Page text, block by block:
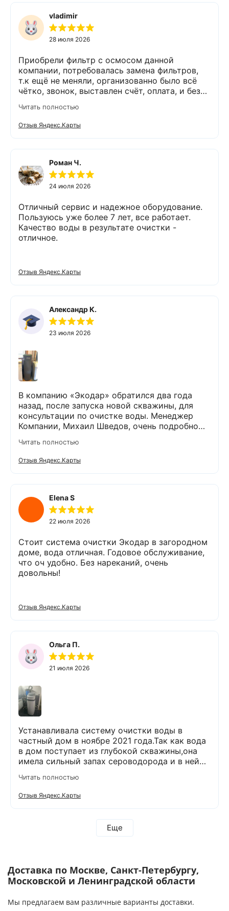
vladimir
28 июля 2026
Приобрели фильтр с осмосом данной
компании, потребовалась замена фильтров,
т.к ещё не меняли, организованно было всё
чётко, звонок, выставлен счёт, оплата, и без
выполнено (всё чётко без шума и пыли),
приятно работать с грамотными,
обязательными людьми. Спасибо
Читать полностью
Отзыв Яндекс.Карты
Роман Ч.
24 июля 2026
Отличный сервис и надежное оборудование.
Пользуюсь уже более 7 лет, все работает.
Качество воды в результате очистки -
отличное.
Отзыв Яндекс.Карты
Александр К.
23 июля 2026
В компанию «Экодар» обратился два года
назад, после запуска новой скважины, для
консультации по очистке воды. Менеджер
Компании, Михаил Шведов, очень подробно
подобрать оптимальный вариант, пригласил в
офис для заключения договора. Оборудование
«Экодар компакт», которое я поставил,
убрало посторонние запахи. Вода стала
мягкой и приятной на вкус. Полностью
доволен сотрудничеством с Компанией
«Экодар». Рекомендую.
Читать полностью
Отзыв Яндекс.Карты
Elena S
22 июля 2026
Стоит система очистки Экодар в загородном
доме, вода отличная. Годовое обслуживание,
что оч удобно. Без нареканий, очень
довольны!
Отзыв Яндекс.Карты
Ольга П.
21 июля 2026
Устанавливала систему очистки воды в
частный дом в ноябре 2021 года.Так как вода
в дом поступает из глубокой скважины,она
имела сильный запах сероводорода и в ней
желтела) и пользоваться в доме ей было
невозможно. После установки специального
оборудования,вода стала на вкус лучше,чем
воде я и не мечтала!!!!!! Прошло уже 5 лет.И в
течении этого времени не было никаких
порядке.Может надо что-то заменить.
Позвонила в компанию и,как всегда,вежливые
и уже через 2 дня ко мне приедет
Читать полностью
Отзыв Яндекс.Карты
Еще
Доставка по Москве, Санкт-Петербургу,
Московской и Ленинградской области
Мы предлагаем вам различные варианты доставки.